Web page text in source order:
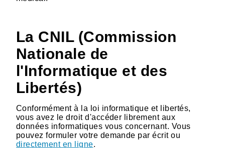
La CNIL (Commission
Nationale de
l'Informatique et des
Libertés)
Conformément à la loi informatique et libertés,
vous avez le droit d'accéder librement aux
données informatiques vous concernant. Vous
pouvez formuler votre demande par écrit ou
directement en ligne.